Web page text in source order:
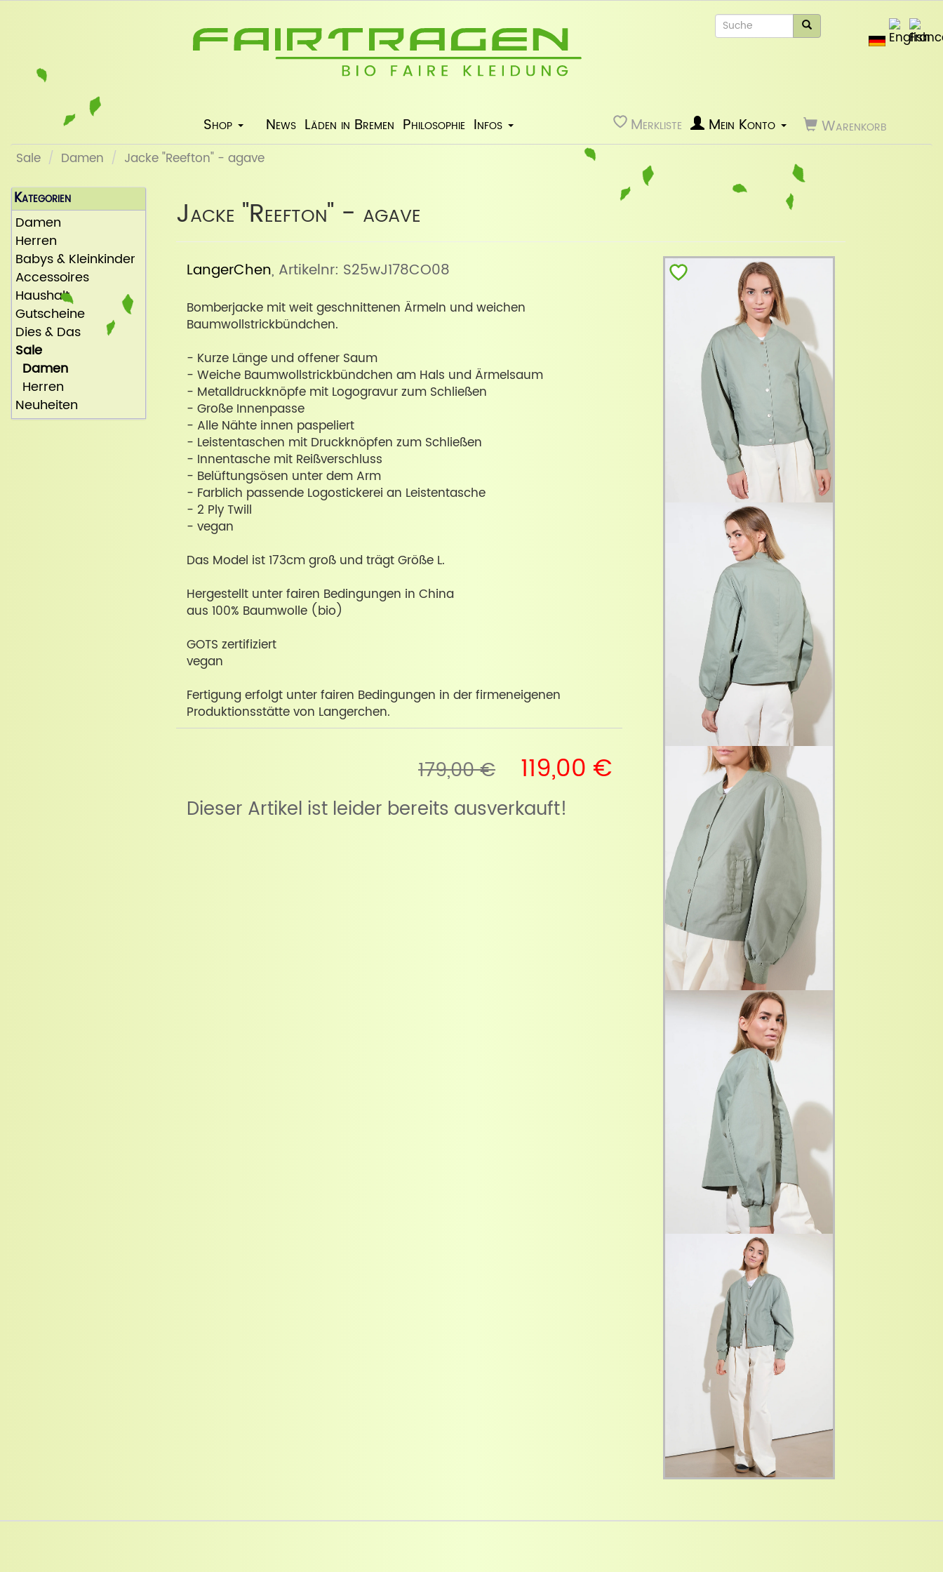
Shop News Läden in Bremen Philosophie Infos Merkliste Warenkorb
Mein Konto
Sale Damen Jacke "Reefton" - agave
Jacke "Reefton" - agave
LangerChen, Artikelnr: S25wJ178CO08
Bomberjacke mit weit geschnittenen Ärmeln und weichen
Baumwollstrickbündchen.
- Kurze Länge und offener Saum
- Weiche Baumwollstrickbündchen am Hals und Ärmelsaum
- Metalldruckknöpfe mit Logogravur zum Schließen
- Große Innenpasse
- Alle Nähte innen paspeliert
- Leistentaschen mit Druckknöpfen zum Schließen
- Innentasche mit Reißverschluss
- Belüftungsösen unter dem Arm
- Farblich passende Logostickerei an Leistentasche
- 2 Ply Twill
- vegan
Das Model ist 173cm groß und trägt Größe L.
Hergestellt unter fairen Bedingungen in China
aus 100% Baumwolle (bio)
GOTS zertifiziert
vegan
Fertigung erfolgt unter fairen Bedingungen in der firmeneigenen
Produktionsstätte von Langerchen.
179,00 € 119,00 €
Dieser Artikel ist leider bereits ausverkauft!
Kategorien
Damen
Herren
Babys & Kleinkinder
Accessoires
Haushalt
Gutscheine
Dies & Das
Sale
Damen
Herren
Neuheiten